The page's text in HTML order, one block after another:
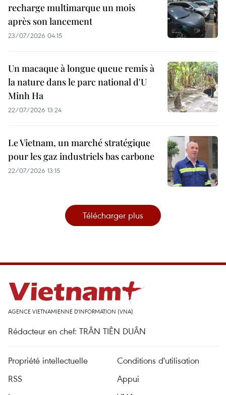
recharge multimarque un mois
après son lancement
23/07/2026 04:15
Un macaque à longue queue remis à
la nature dans le parc national d'U
Minh Ha
22/07/2026 13:24
Le Vietnam, un marché stratégique
pour les gaz industriels bas carbone
22/07/2026 13:15
Télécharger plus
AGENCE VIETNAMIENNE D'INFORMATION (VNA)
Rédacteur en chef: TRÂN TIÊN DUÂN
Propriété intellectuelle
Conditions d'utilisation
RSS
Appui